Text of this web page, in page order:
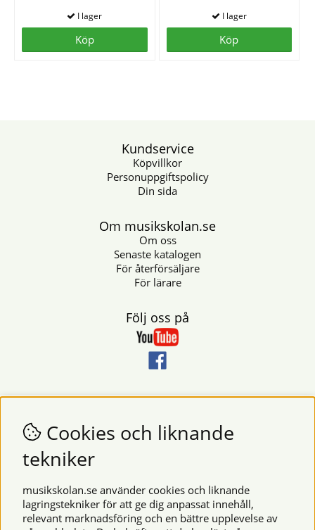
Köp Köp
Kundservice
Köpvillkor
Personuppgiftspolicy
Din sida
Om musikskolan.se
Om oss
Senaste katalogen
För återförsäljare
För lärare
Följ oss på
Nyhetsbrev
Vill du få nyheter och erbjudanden från oss? Fyll då i din e-
postadress i fältet nedan.
Cookies och liknande
tekniker
musikskolan.se använder cookies och liknande
lagringstekniker för att ge dig anpassat innehåll,
relevant marknadsföring och en bättre upplevelse av